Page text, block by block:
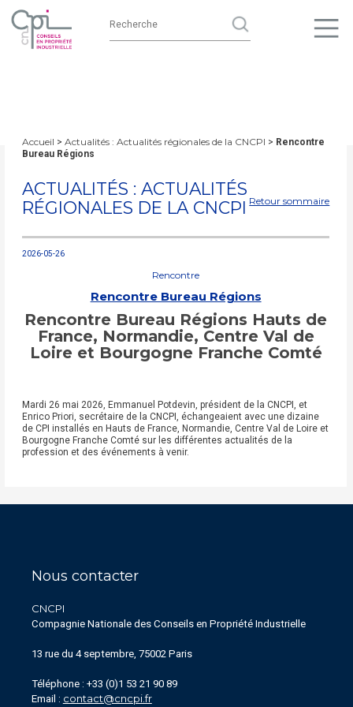
Accueil > Actualités : Actualités régionales de la CNCPI > Rencontre
Bureau Régions
ACTUALITÉS : ACTUALITÉS
RÉGIONALES DE LA CNCPI Retour sommaire
2026-05-26
Rencontre
Rencontre Bureau Régions
Rencontre Bureau Régions Hauts de
France, Normandie, Centre Val de
Loire et Bourgogne Franche Comté
Mardi 26 mai 2026, Emmanuel Potdevin, président de la CNCPI, et
Enrico Priori, secrétaire de la CNCPI, échangeaient avec une dizaine
de CPI installés en Hauts de France, Normandie, Centre Val de Loire et
Bourgogne Franche Comté sur les différentes actualités de la
profession et des événements à venir.
Nous contacter
CNCPI
Compagnie Nationale des Conseils en Propriété Industrielle
13 rue du 4 septembre, 75002 Paris
Téléphone : +33 (0)1 53 21 90 89
Email : contact@cncpi.fr